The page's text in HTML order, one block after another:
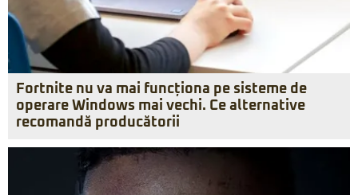
Fortnite nu va mai funcționa pe sisteme de
operare Windows mai vechi. Ce alternative
recomandă producătorii